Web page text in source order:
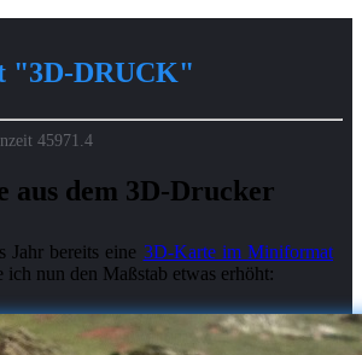
"3D-DRUCK"
45971.4
aus dem 3D-Drucker
Jahr bereits eine 3D-Karte im Miniformat